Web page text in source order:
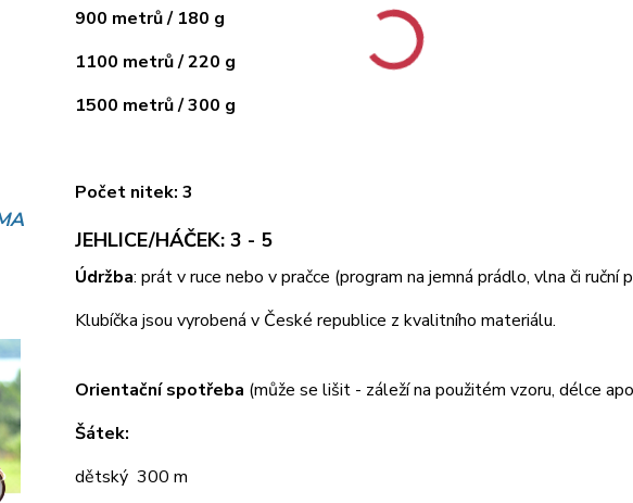
900 metrů / 180 g
1100 metrů / 220 g
1500 metrů / 300 g
Počet nitek: 3
JEHLICE/HÁČEK: 3 - 5
Údržba: prát v ruce nebo v pračce (program na jemná prádlo, vlna či
Klubíčka jsou vyrobená v České republice z kvalitního materiálu.
Orientační spotřeba (může se lišit - záleží na použitém vzoru, délce
Šátek:
dětský 300 m